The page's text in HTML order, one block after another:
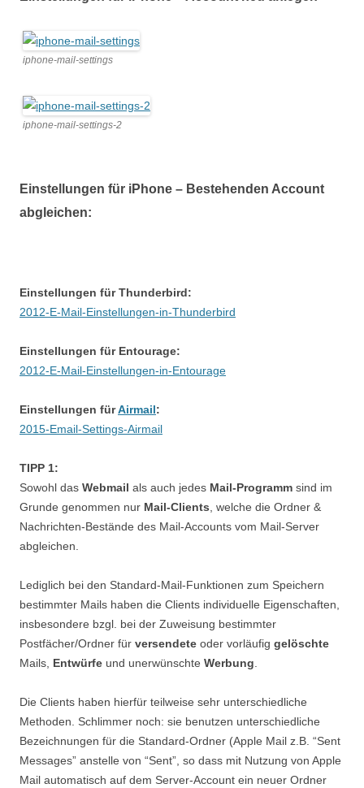
iphone-mail-settings
iphone-mail-settings-2
Einstellungen für iPhone – Bestehenden Account
abgleichen:
Einstellungen für Thunderbird:
2012-E-Mail-Einstellungen-in-Thunderbird
Einstellungen für Entourage:
2012-E-Mail-Einstellungen-in-Entourage
Einstellungen fürAirmail:
2015-Email-Settings-Airmail
TIPP 1:
Sowohl das Webmail als auch jedes Mail-Programm sind im
Grunde genommen nur Mail-Clients , welche die Ordner &
Nachrichten-Bestände des Mail-Accounts vom Mail-Server
abgleichen.
Lediglich bei den Standard-Mail-Funktionen zum Speichern
bestimmter Mails haben die Clients individuelle Eigenschaften,
insbesondere bzgl. bei der Zuweisung bestimmter
Postfächer/Ordner für versendete oder vorläufig gelöschte
Mails, Entwürfe und unerwünschte Werbung
Die Clients haben hierfür teilweise sehr unterschiedliche
Methoden. Schlimmer noch: sie benutzen unterschiedliche
Bezeichnungen für die Standard-Ordner (Apple Mail z.B. “Sent
Messages” anstelle von “Sent”, so dass mit Nutzung von Apple
Mail automatisch auf dem Server-Account ein neuer Ordner